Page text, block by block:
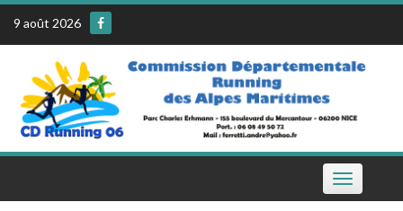
Skip
content
9 août 2026
Toggle
navigation